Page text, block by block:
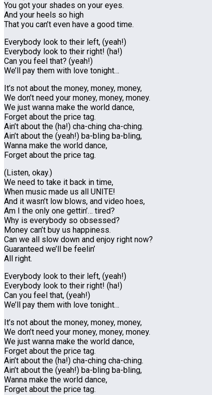
You got your shades on your eyes.
And your heels so high
That you can’t even have a good time.
Everybody look to their left, (yeah!)
Everybody look to their right! (ha!)
Can you feel that? (yeah!)
We’ll pay them with love tonight…
It’s not about the money, money, money,
We don’t need your money, money, money.
We just wanna make the world dance,
Forget about the price tag.
Ain’t about the (ha!) cha-ching cha-ching.
Ain’t about the (yeah!) ba-bling ba-bling,
Wanna make the world dance,
Forget about the price tag.
(Listen, okay.)
We need to take it back in time,
When music made us all UNITE!
And it wasn’t low blows, and video hoes,
Am I the only one gettin’… tired?
Why is everybody so obsessed?
Money can’t buy us happiness.
Can we all slow down and enjoy right now?
Guaranteed we’ll be feelin’
All right.
Everybody look to their left, (yeah!)
Everybody look to their right! (ha!)
Can you feel that, (yeah!)
We’ll pay them with love tonight…
It’s not about the money, money, money,
We don’t need your money, money, money.
We just wanna make the world dance,
Forget about the price tag.
Ain’t about the (ha!) cha-ching cha-ching.
Ain’t about the (yeah!) ba-bling ba-bling,
Wanna make the world dance,
Forget about the price tag.